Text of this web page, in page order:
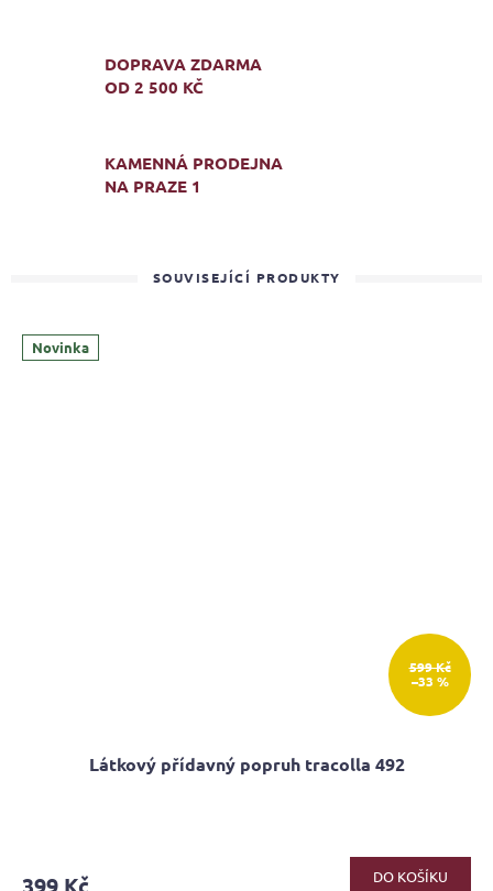
DOPRAVA ZDARMA
OD 2 500 KČ
KAMENNÁ PRODEJNA
NA PRAZE 1
SOUVISEJÍCÍ PRODUKTY
Novinka
599 Kč
–33 %
Látkový přídavný popruh tracolla 492
DO KOŠÍKU